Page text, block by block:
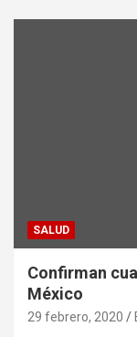
SALUD
Confirman
México
29 febrero, 2020